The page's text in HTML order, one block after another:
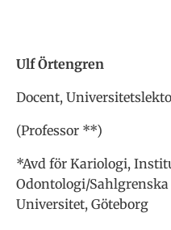
Ulf Örtengren
Docent,
(Professor **)
*Avd för Kariologi,
Odontologi/
Universitet, Göteborg